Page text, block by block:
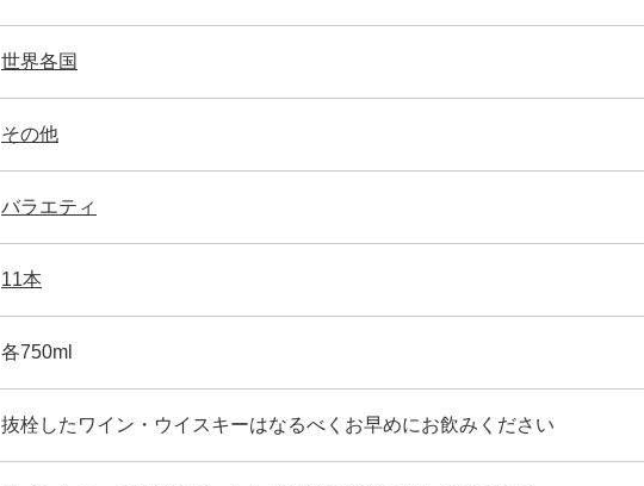
世界各国
その他
バラエティ
11本
各750ml
抜栓したワイン・ウイスキーはなるべくお早めにお飲みください